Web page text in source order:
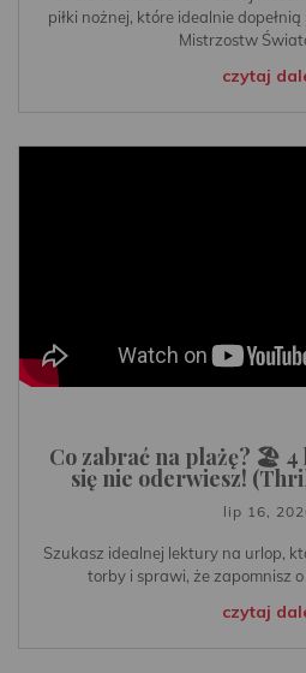
piłki nożnej, które idealnie
Mistrzostw
czytaj
Co zabrać na plażę? 🏖️ 4
się nie oderwiesz!
lip 16,
Szukasz idealnej lektury na urlop,
torby i sprawi, że zapomnisz
czytaj